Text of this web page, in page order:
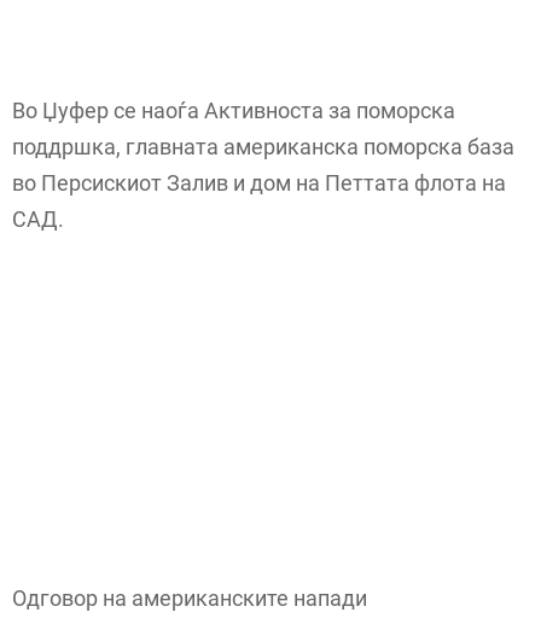
Во Џуфер се наоѓа Активноста за поморска
поддршка, главната американска поморска база
во Персискиот Залив и дом на Петтата флота на
САД.
Одговор на американските напади